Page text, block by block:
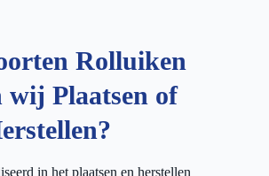
Rolluiken
wij Plaatsen of
in het plaatsen en herstellen